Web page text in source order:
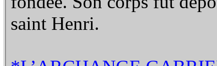
saint Henri.